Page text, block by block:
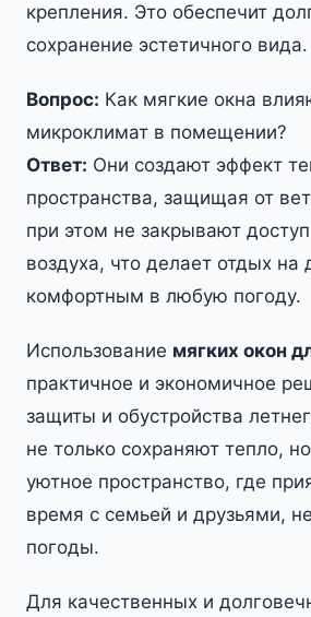
крепления. Это обеспечит
сохранение эстетичного вида.
Вопрос: Как мягкие окна
микроклимат в помещении?
Ответ: Они создают эффект
пространства, защищая от
при этом не закрывают
воздуха, что делает отдых на
комфортным в любую погоду.
Использование мягких окон
практичное и экономичное
защиты и обустройства
не только сохраняют тепло,
уютное пространство, где
время с семьей и друзьями,
погоды.
Для качественных и